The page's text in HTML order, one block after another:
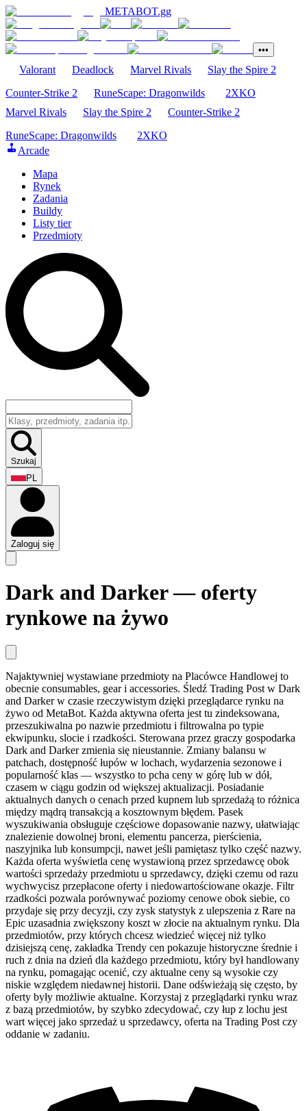
METABOT.gg
•••
Valorant Deadlock Marvel Rivals
Slay the Spire 2
Counter-Strike 2
RuneScape: Dragonwilds
2XKO
Marvel Rivals
Slay the Spire 2
Counter-Strike 2
RuneScape: Dragonwilds
2XKO
Arcade
Mapa
Rynek
Zadania
Buildy
Listy tier
Przedmioty
Szukaj
PL
Zaloguj się
Dark and Darker — oferty
rynkowe na żywo
Najaktywniej wystawiane przedmioty na Placówce Handlowej to
obecnie consumables, gear i accessories. Śledź Trading Post w Dark
and Darker w czasie rzeczywistym dzięki przeglądarce rynku na
żywo od MetaBot. Każda aktywna oferta jest tu zindeksowana,
przeszukiwalna po nazwie przedmiotu i filtrowalna po typie
ekwipunku, slocie i rzadkości. Sterowana przez graczy gospodarka
Dark and Darker zmienia się nieustannie. Zmiany balansu w
patchach, dostępność łupów w lochach, wydarzenia sezonowe i
popularność klas — wszystko to pcha ceny w górę lub w dół,
czasem w ciągu godzin od większej aktualizacji. Posiadanie
aktualnych danych o cenach przed kupnem lub sprzedażą to różnica
między mądrą transakcją a kosztownym błędem. Pasek
wyszukiwania obsługuje częściowe dopasowanie nazwy, ułatwiając
znalezienie dowolnej broni, elementu pancerza, pierścienia,
naszyjnika lub konsumpcji, nawet jeśli pamiętasz tylko część nazwy.
Każda oferta wyświetla cenę wystawioną przez sprzedawcę obok
wartości sprzedaży przedmiotu u sprzedawcy, dzięki czemu od razu
wychwycisz przepłacone oferty i niedowartościowane okazje. Filtr
rzadkości pozwala porównywać poziomy cenowe obok siebie, co
przydaje się przy decyzji, czy zysk statystyk z ulepszenia z Rare na
Epic uzasadnia zwiększony koszt w złocie na aktualnym rynku. Dla
przedmiotów, przy których chcesz wiedzieć więcej niż tylko
dzisiejszą cenę, zakładka Trendy cen pokazuje historyczne średnie i
ruch z dnia na dzień dla każdego przedmiotu, który był handlowany
na rynku, pomagając ocenić, czy aktualne ceny są wysokie czy
niskie względem niedawnej historii. Dane odświeżają się często, by
oferty były możliwie aktualne. Korzystaj z przeglądarki rynku wraz
z bazą przedmiotów, by szybko zdecydować, czy łup z lochu jest
wart więcej jako sprzedaż u sprzedawcy, oferta na Trading Post czy
oddanie w zadaniu.